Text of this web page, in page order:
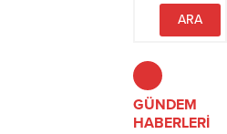
GÜNDEM
HABERLERİ